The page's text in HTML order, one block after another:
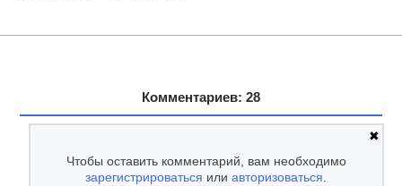
Комментариев: 28
✖
Чтобы оставить комментарий, вам необходимо
зарегистрироваться илиавторизоваться.